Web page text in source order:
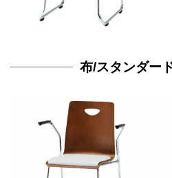
布/スタンダー